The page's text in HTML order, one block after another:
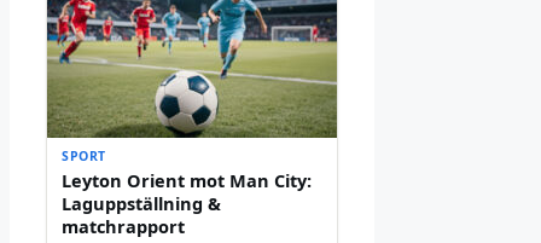
SPORT
Leyton Orient mot Man City:
Laguppställning &
matchrapport